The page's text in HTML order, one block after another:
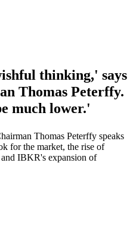
thinking,' says
Thomas Peterffy.
much lower.'
Thomas Peterffy speaks
for the market, the rise of
IBKR's expansion of